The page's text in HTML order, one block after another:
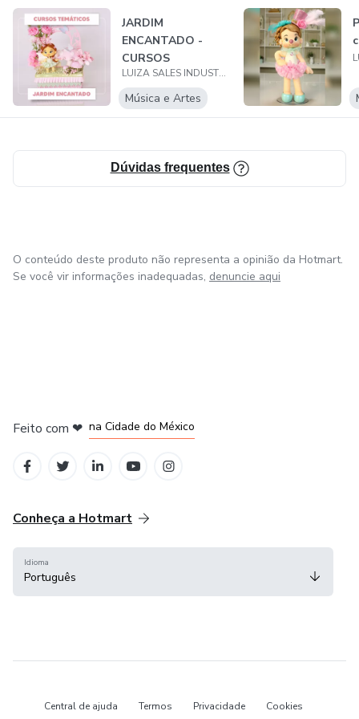
acesso às aulas sempre que precisar revisar ou relembrar
alguma técnica.
JARDIM
ENCANTADO -
CURSOS
TEMÁTICOS
LUIZA SALES INDUSTRIA E SERVICOS LTDA
Música e Artes
Dúvidas frequentes
O conteúdo deste produto não representa a opinião da Hotmart.
Se você vir informações inadequadas, denuncie aqui
Feito com ❤ na Cidade do México
Conheça a Hotmart
Idioma
Português
Central de ajuda Termos Privacidade Cookies